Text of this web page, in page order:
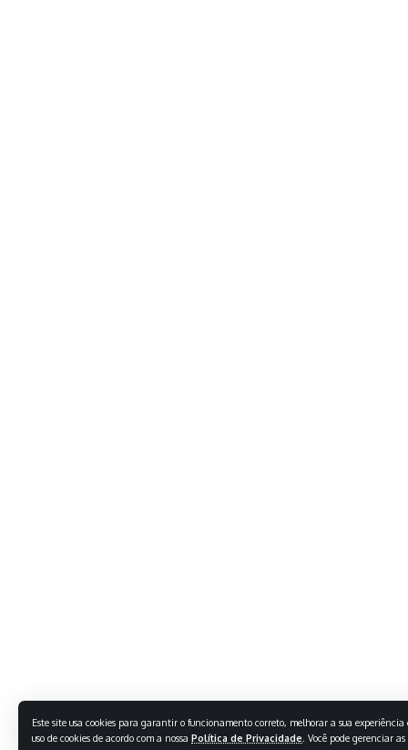
Este site usa cookies para garantir o funcionamento correto, melhorar a sua
uso de cookies de acordo com a nossa Política de Privacidade . Você pode gerenciar